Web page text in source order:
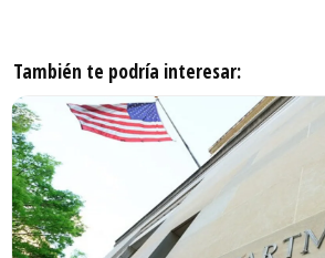
También te podría interesar: